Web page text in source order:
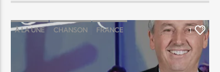
À LA UNE CHANSON FRANCE
SOCIÉTÉ
1